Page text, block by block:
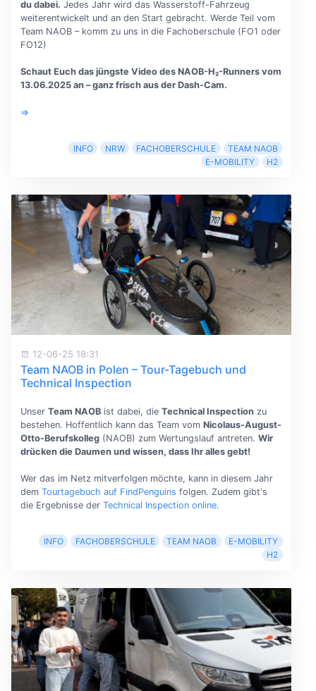
du dabei. Jedes Jahr wird das Wasserstoff-Fahrzeug
weiterentwickelt und an den Start gebracht. Werde Teil vom
Team NAOB – komm zu uns in die Fachoberschule (FO1 oder
FO12)
Schaut Euch das jüngste Video des NAOB-H₂-Runners vom
13.06.2025 an – ganz frisch aus der Dash-Cam.
⇒
INFO NRW FACHOBERSCHULE
TEAM NAOB
E-MOBILITY
H2
12-06-25 18:31
Team NAOB in Polen – Tour-Tagebuch und
Technical Inspection
Unser Team NAOBist dabei, die Technical Inspectionzu
bestehen. Hoffentlich kann das Team vom Nicolaus-August-
Otto-Berufskolleg(NAOB) zum Wertungslauf antreten. Wir
drücken die Daumen und wissen, dass Ihr alles gebt!
Wer das im Netz mitverfolgen möchte, kann in diesem Jahr
dem Tourtagebuch auf FindPenguins folgen. Zudem gibt's
die Ergebnisse der Technical Inspection online.
INFO FACHOBERSCHULE TEAM NAOB
E-MOBILITY
H2